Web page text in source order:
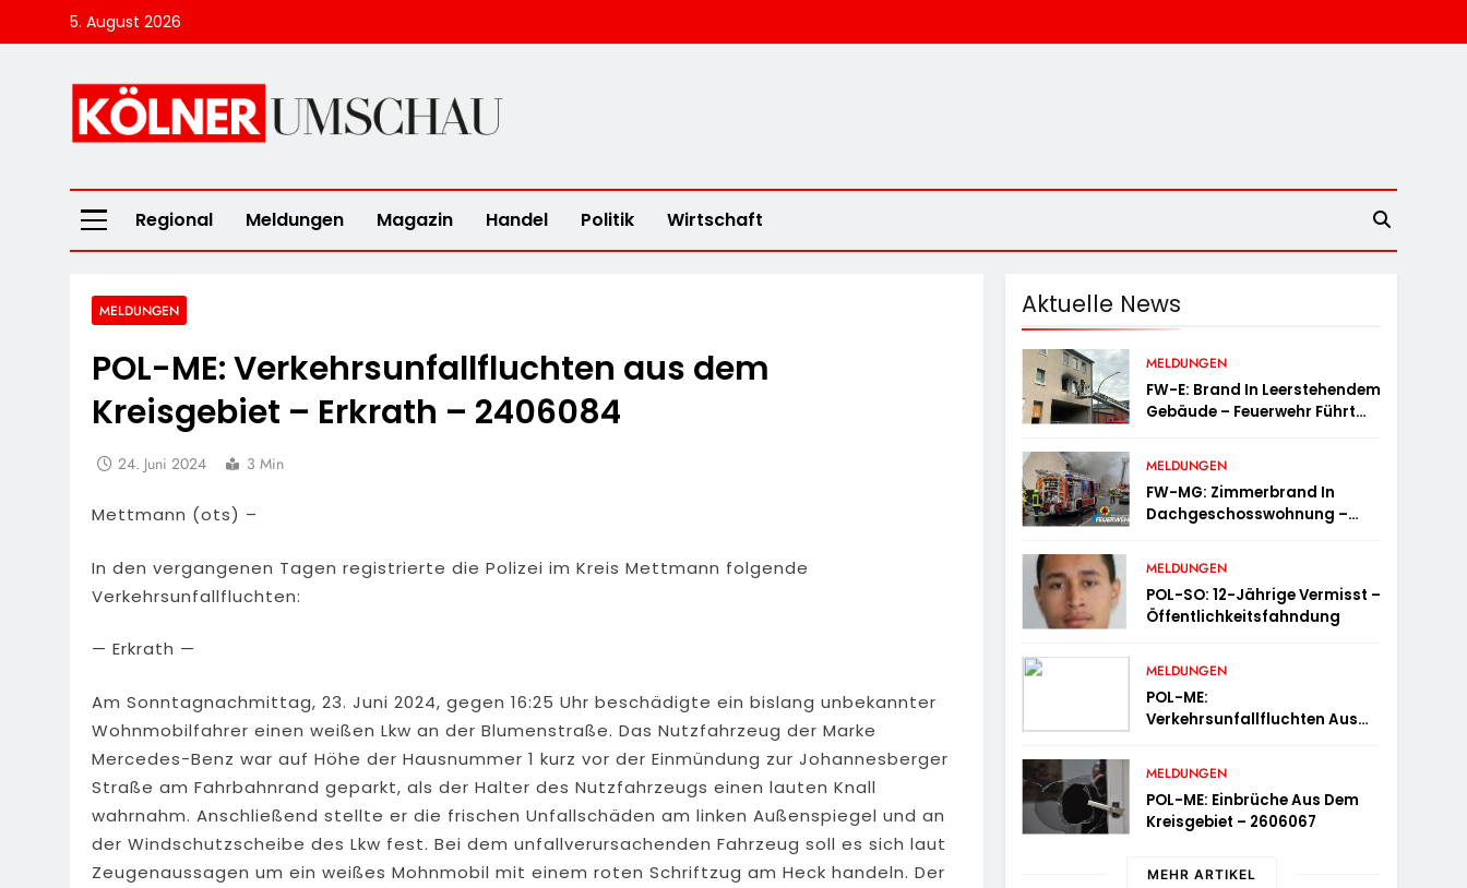
to
5. August 2026
Kölner Umschau
Regional Meldungen Magazin Handel Politik Wirtschaft
MELDUNGEN
POL-ME: Verkehrsunfallfluchten aus dem
Kreisgebiet – Erkrath – 2406084
24. Juni 2024 3 Min
Mettmann (ots) –
In den vergangenen Tagen registrierte die Polizei im Kreis Mettmann folgende
Verkehrsunfallfluchten:
— Erkrath —
Am Sonntagnachmittag, 23. Juni 2024, gegen 16:25 Uhr beschädigte ein bislang unbekannter
Wohnmobilfahrer einen weißen Lkw an der Blumenstraße. Das Nutzfahrzeug der Marke
Mercedes-Benz war auf Höhe der Hausnummer 1 kurz vor der Einmündung zur Johannesberger
Straße am Fahrbahnrand geparkt, als der Halter des Nutzfahrzeugs einen lauten Knall
wahrnahm. Anschließend stellte er die frischen Unfallschäden am linken Außenspiegel und an
der Windschutzscheibe des Lkw fest. Bei dem unfallverursachenden Fahrzeug soll es sich laut
Zeugenaussagen um ein weißes Mohnmobil mit einem roten Schriftzug am Heck handeln. Der
Aktuelle News
MELDUNGEN
FW-E: Brand In Leerstehendem
Gebäude – Feuerwehr Führt
MELDUNGEN
FW-MG: Zimmerbrand In
Dachgeschosswohnung –
MELDUNGEN
POL-SO: 12-Jährige Vermisst –
Öffentlichkeitsfahndung
MELDUNGEN
POL-ME:
Verkehrsunfallfluchten Aus
MELDUNGEN
POL-ME: Einbrüche Aus Dem
Kreisgebiet – 2606067
MEHR ARTIKEL